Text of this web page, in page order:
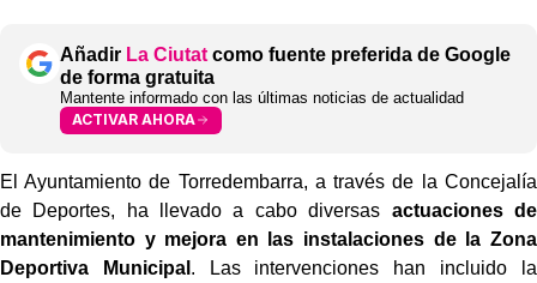
Añadir La Ciutat como fuente preferida de Google
de forma gratuita
Mantente informado con las últimas noticias de actualidad
ACTIVAR AHORA
El Ayuntamiento de Torredembarra, a través de la Concejalía
de Deportes, ha llevado a cabo diversas actuaciones de
mantenimiento y mejora en las instalaciones de la Zona
Deportiva Municipal . Las intervenciones han incluido la